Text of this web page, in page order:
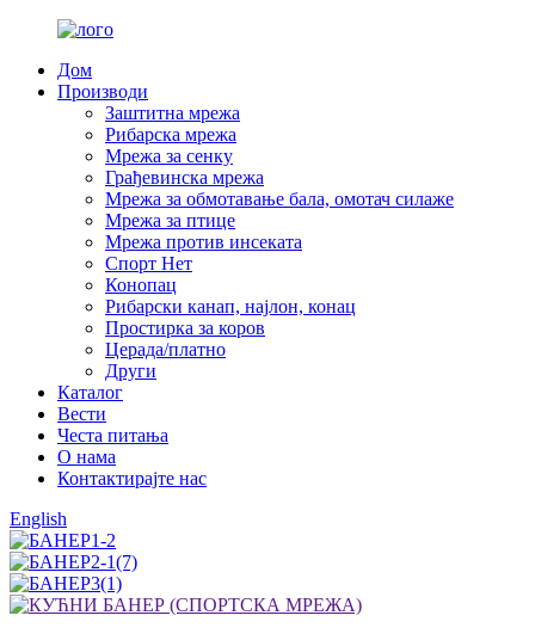
Дом
Производи
Заштитна мрежа
Рибарска мрежа
Мрежа за сенку
Грађевинска мрежа
Мрежа за обмотавање бала, омотач силаже
Мрежа за птице
Мрежа против инсеката
Спорт Нет
Конопац
Рибарски канап, најлон, конац
Простирка за коров
Церада/платно
Други
Каталог
Вести
Честа питања
О нама
Контактирајте нас
English